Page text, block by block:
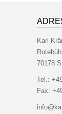
Karl
70178
Tel.:
Fax: